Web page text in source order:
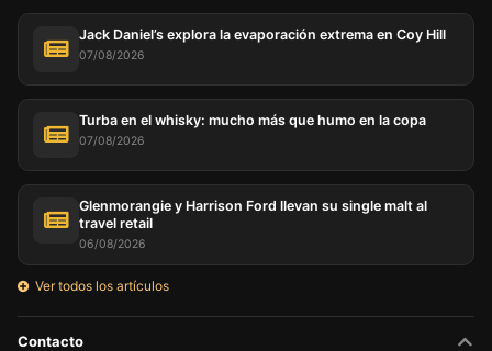
Jack Daniel’s explora la evaporación extrema en Coy Hill
07/08/2026
Turba en el whisky: mucho más que humo en la copa
07/08/2026
Glenmorangie y Harrison Ford llevan su single malt al
travel retail
06/08/2026
Ver todos los artículos
Contacto